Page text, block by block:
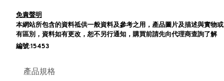
免責聲明
本網站所包含的資料祗供一般資料及參考之用，產品圖片及描述與實物或
有區別，資料如有更改，恕不另行通知，購買前請先向代理商查詢了解
編號:15453
產品規格